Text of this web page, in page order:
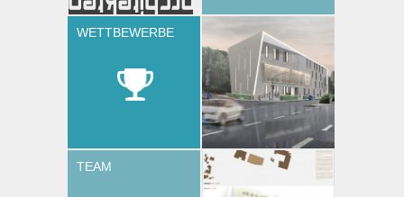
WETTBEWERBE
TEAM